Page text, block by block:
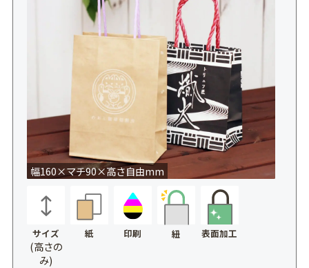
幅160×マチ90×高さ自由mm
サイズ
(高さの
み)
紙 印刷 紐 表面加工